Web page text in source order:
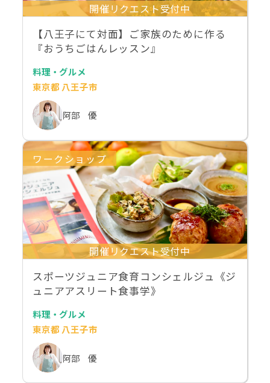
開催リクエスト受付中
【八王子にて対面】ご家族のために作る
『おうちごはんレッスン』
料理・グルメ
東京都 八王子市
阿部 優
ワークショップ
開催リクエスト受付中
スポーツジュニア食育コンシェルジュ《ジ
ュニアアスリート食事学》
料理・グルメ
東京都 八王子市
阿部 優